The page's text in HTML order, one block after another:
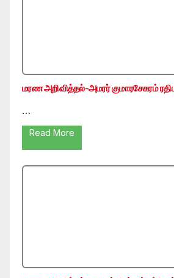
மரண அறிவித்தல்-அமரர் குமாரசேகரம்
…
Read More